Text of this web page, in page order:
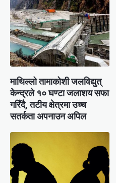
माथिल्लो तामाकोशी जलविद्युत्
केन्द्रले १० घण्टा जलाशय सफा
गरिँदै, तटीय क्षेत्रमा उच्च
सतर्कता अपनाउन अपिल